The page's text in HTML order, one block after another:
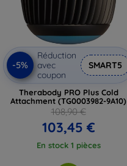
-5%
Réduction
avec
coupon
SMART5
Therabody PRO Plus Cold
Attachment (TG0003982-9A10)
108,90 €
103,45 €
En stock 1 pièces